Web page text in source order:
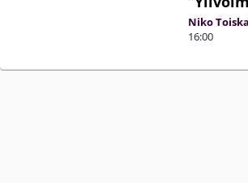
Niko
16:00